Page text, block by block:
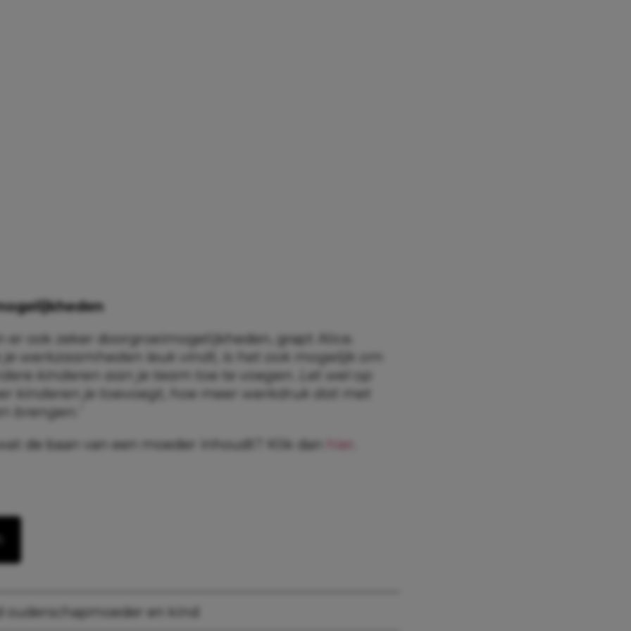
er ook zeker doorgroeimogelijkheden, grapt Alice.
je werkzaamheden leuk vindt, is het ook mogelijk om
kinderen aan je team toe te voegen. Let wel op
kinderen je toevoegt, hoe meer werkdruk dat met
brengen.’
de baan van een moeder inhoudt? Klik dan
hier
ouderschap moeder en kind